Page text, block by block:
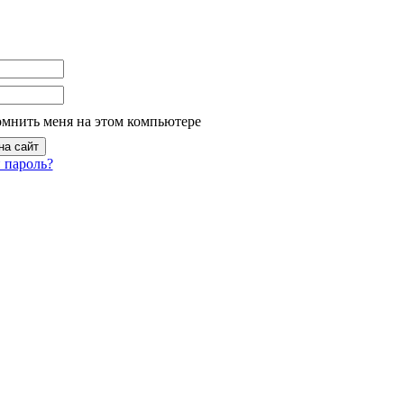
меня на этом компьютере